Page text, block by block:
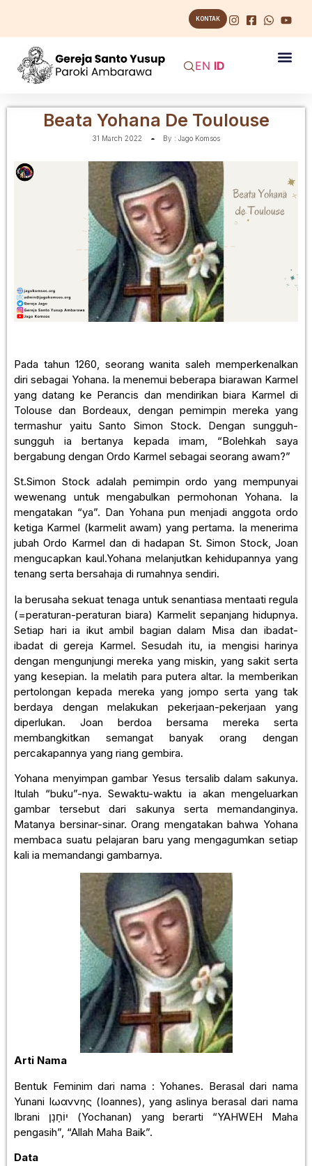
KONTAK
EN ID
Beata Yohana De Toulouse
31 March 2022 By : Jago Komsos
Pada tahun 1260, seorang wanita saleh memperkenalkan
diri sebagai Yohana. Ia menemui beberapa biarawan Karmel
yang datang ke Perancis dan mendirikan biara Karmel di
Tolouse dan Bordeaux, dengan pemimpin mereka yang
termashur yaitu Santo Simon Stock. Dengan sungguh-
sungguh ia bertanya kepada imam, “Bolehkah saya
bergabung dengan Ordo Karmel sebagai seorang awam?”
St.Simon Stock adalah pemimpin ordo yang mempunyai
wewenang untuk mengabulkan permohonan Yohana. Ia
mengatakan “ya”. Dan Yohana pun menjadi anggota ordo
ketiga Karmel (karmelit awam) yang pertama. Ia menerima
jubah Ordo Karmel dan di hadapan St. Simon Stock, Joan
mengucapkan kaul.Yohana melanjutkan kehidupannya yang
tenang serta bersahaja di rumahnya sendiri.
Ia berusaha sekuat tenaga untuk senantiasa mentaati regula
(=peraturan-peraturan biara) Karmelit sepanjang hidupnya.
Setiap hari ia ikut ambil bagian dalam Misa dan ibadat-
ibadat di gereja Karmel. Sesudah itu, ia mengisi harinya
dengan mengunjungi mereka yang miskin, yang sakit serta
yang kesepian. Ia melatih para putera altar. Ia memberikan
pertolongan kepada mereka yang jompo serta yang tak
berdaya dengan melakukan pekerjaan-pekerjaan yang
diperlukan. Joan berdoa bersama mereka serta
membangkitkan semangat banyak orang dengan
percakapannya yang riang gembira.
Yohana menyimpan gambar Yesus tersalib dalam sakunya.
Itulah “buku”-nya. Sewaktu-waktu ia akan mengeluarkan
gambar tersebut dari sakunya serta memandanginya.
Matanya bersinar-sinar. Orang mengatakan bahwa Yohana
membaca suatu pelajaran baru yang mengagumkan setiap
kali ia memandangi gambarnya.
Arti Nama
Bentuk Feminim dari nama : Yohanes. Berasal dari nama
Yunani Ιωαννης (Ioannes), yang aslinya berasal dari nama
Ibrani יוֹחָנָן (Yochanan) yang berarti “YAHWEH Maha
pengasih”, “Allah Maha Baik”.
Data